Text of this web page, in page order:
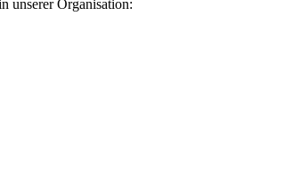
unserer Organisation: